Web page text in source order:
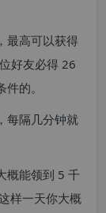
最高可以获得
好友必得 26
的。
每隔几分钟就
概能领到 5 千
样一天你大概